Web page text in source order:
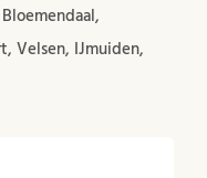
Velsen, IJmuiden,